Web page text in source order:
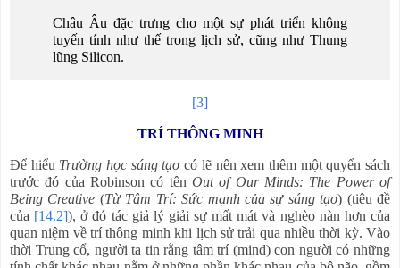
Châu Âu đặc trưng cho một sự phát triển không
tuyến tính như thế trong lịch sử, cũng như Thung
lũng Silicon.
[3]
TRÍ THÔNG MINH
Để hiểu Trường học sáng tạo có lẽ nên xem thêm một quyển sách
trước đó của Robinson có tên Out of Our Minds: The Power of
Being Creative (Từ Tâm Trí: Sức mạnh của sự sáng tạo) (tiêu đề
của [14.2]), ở đó tác giả lý giải sự mất mát và nghèo nàn hơn của
quan niệm về trí thông minh khi lịch sử trải qua nhiều thời kỳ. Vào
thời Trung cổ, người ta tin rằng tâm trí (mind) con người có những